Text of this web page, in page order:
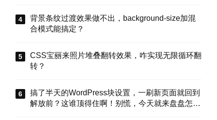
背景条纹过渡效果做不出，background-size加混
合模式能搞定？
CSS宝丽来照片堆叠翻转效果，咋实现无限循环翻
转？
搞了半天的WordPress块设置，一刷新页面就回到
解放前？这谁顶得住啊！别慌，今天就来盘盘怎么